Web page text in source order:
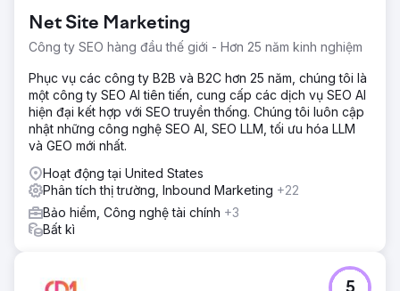
Net Site Marketing
Công ty SEO hàng đầu thế giới - Hơn 25 năm kinh nghiệm
Phục vụ các công ty B2B và B2C hơn 25 năm, chúng tôi là
một công ty SEO AI tiên tiến, cung cấp các dịch vụ SEO AI
hiện đại kết hợp với SEO truyền thống. Chúng tôi luôn cập
nhật những công nghệ SEO AI, SEO LLM, tối ưu hóa LLM
và GEO mới nhất.
Hoạt động tại United States
Phân tích thị trường, Inbound Marketing +22
Bảo hiểm, Công nghệ tài chính +3
Bất kì